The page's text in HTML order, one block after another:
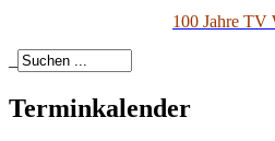
100 Jahre TV
Terminkalender